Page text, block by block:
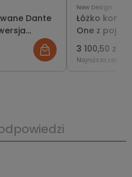
Dante
lub
New Design
Łóżko
One z
3 100,50 zł
Najniższa cena: